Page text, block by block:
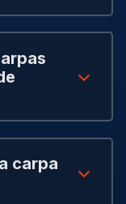
carpa